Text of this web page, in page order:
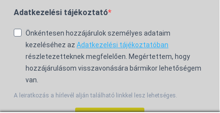
Adatkezelési tájékoztató
Önkéntesen hozzájárulok személyes adataim
kezeléséhez az Adatkezelési tájékoztatóban
részletezetteknek megfelelően. Megértettem, hogy
hozzájárulásom visszavonására bármikor lehetőségem
van.
A leiratkozás a hírlevél alján található linkkel lesz lehetséges.